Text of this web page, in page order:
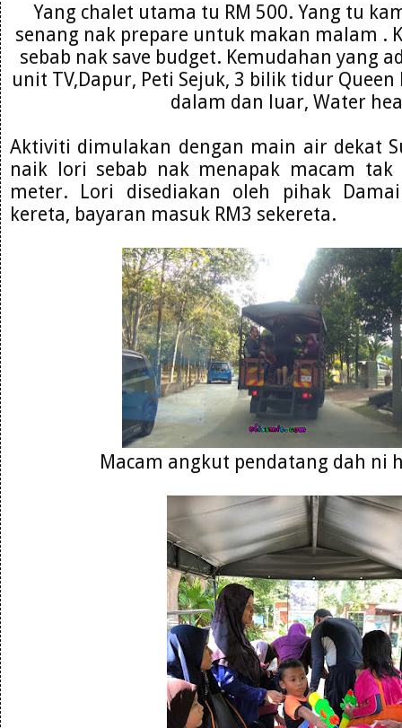
Yang chalet utama tu RM 500. Yang tu
senang nak prepare untuk makan malam .
sebab nak save budget. Kemudahan yang
unit TV,Dapur, Peti Sejuk, 3 bilik tidur Queen
dalam dan luar, Water
Aktiviti dimulakan dengan main air dekat
naik lori sebab nak menapak macam tak
meter. Lori disediakan oleh pihak
kereta, bayaran masuk RM3 sekereta.
Macam angkut pendatang dah ni